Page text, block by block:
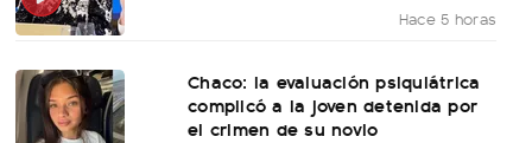
Hace 5 horas
Chaco: la evaluación psiquiátrica
complicó a la joven detenida por
el crimen de su novio